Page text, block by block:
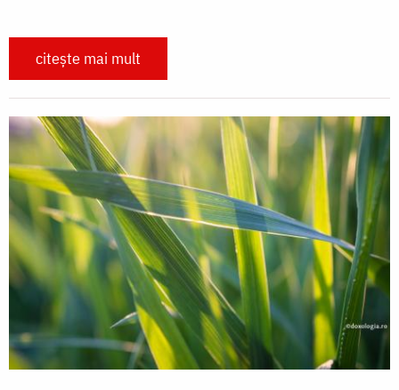
citește mai mult